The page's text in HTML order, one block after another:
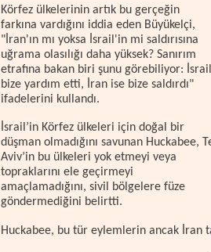
Körfez ülkelerinin artık bu gerçeğin
farkına vardığını iddia eden Büyükelçi,
"İran'ın mı yoksa İsrail'in mi saldırısına
uğrama olasılığı daha yüksek? Sanırım
etrafına bakan biri şunu görebiliyor: İsrail
bize yardım etti, İran ise bize saldırdı"
ifadelerini kullandı.
İsrail’in Körfez ülkeleri için doğal bir
düşman olmadığını savunan Huckabee,
Aviv’in bu ülkeleri yok etmeyi veya
topraklarını ele geçirmeyi
amaçlamadığını, sivil bölgelere füze
göndermediğini belirtti.
Huckabee, bu tür eylemlerin ancak İran